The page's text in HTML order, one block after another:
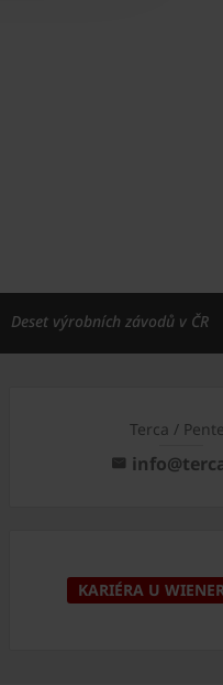
Deset výrobních závodů v ČR
Terca /
KARIÉRA U